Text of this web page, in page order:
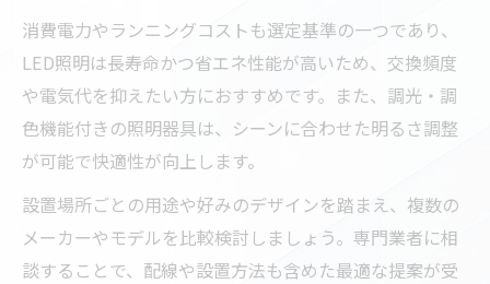
消費電力やランニングコストも選定基準の一つであり、
LED照明は長寿命かつ省エネ性能が高いため、交換頻度
や電気代を抑えたい方におすすめです。また、調光・調
色機能付きの照明器具は、シーンに合わせた明るさ調整
が可能で快適性が向上します。
設置場所ごとの用途や好みのデザインを踏まえ、複数の
メーカーやモデルを比較検討しましょう。専門業者に相
談することで、配線や設置方法も含めた最適な提案が受